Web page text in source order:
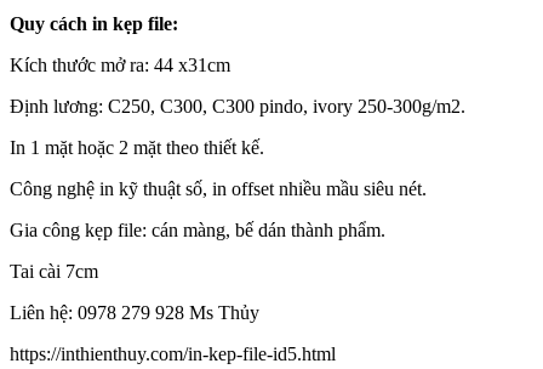
Quy cách in kẹp file:
Kích thước mở ra: 44 x31cm
Định lương: C250, C300, C300 pindo, ivory 250-300g/m2.
In 1 mặt hoặc 2 mặt theo thiết kế.
Công nghệ in kỹ thuật số, in offset nhiều mầu siêu nét.
Gia công kẹp file: cán màng, bế dán thành phẩm.
Tai cài 7cm
Liên hệ: 0978 279 928 Ms Thủy
https://inthienthuy.com/in-kep-file-id5.html